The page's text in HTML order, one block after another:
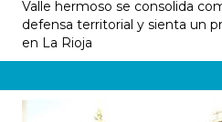
Valle hermoso se consolida
defensa territorial y sienta un
en La Rioja